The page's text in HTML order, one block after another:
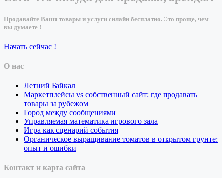
Продавайте Ваши товары и услуги онлайн бесплатно. Это проще, чем
вы думаете !
Начать сейчас !
О нас
Летний Байкал
Маркетплейсы vs собственный сайт: где продавать
товары за рубежом
Город между сообщениями
Управляемая математика игрового зала
Игра как сценарий события
Органическое выращивание томатов в открытом грунте:
опыт и ошибки
Контакт и карта сайта